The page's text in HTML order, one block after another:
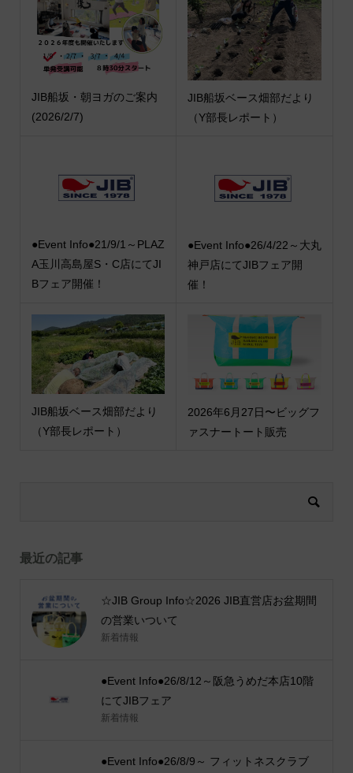
JIB船坂・朝ヨガのご案内
(2026/2/7)
JIB船坂ベース畑部だより
（Y部長レポート）
●Event Info●21/9/1～PLAZ
A玉川高島屋S・C店にてJI
Bフェア開催！
●Event Info●26/4/22～大丸
神戸店にてJIBフェア開
催！
JIB船坂ベース畑部だより
（Y部長レポート）
2026年6月27日〜ビッグフ
ァスナートート販売
最近の記事
☆JIB Group Info☆2026 JIB直営店お盆期間
の営業いついて
新着情報
●Event Info●26/8/12～阪急うめだ本店10階
にてJIBフェア
新着情報
●Event Info●26/8/9～ フィットネスクラブ